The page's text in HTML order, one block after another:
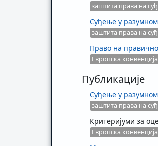
заштита права на
Суђење у
заштита права на
Право на
Европска
Публикације
Суђење у разумном
заштита права на
Критеријуми за
Европска